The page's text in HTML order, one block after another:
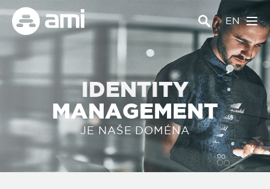
EN
IDENTITY
MANAGEMENT
JE NAŠE DOMÉNA